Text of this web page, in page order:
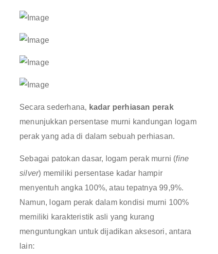
Secara sederhana, kadar perhiasan perak
menunjukkan persentase murni kandungan logam
perak yang ada di dalam sebuah perhiasan.
Sebagai patokan dasar, logam perak murni (fine
silver) memiliki persentase kadar hampir
menyentuh angka 100%, atau tepatnya 99,9%.
Namun, logam perak dalam kondisi murni 100%
memiliki karakteristik asli yang kurang
menguntungkan untuk dijadikan aksesori, antara
lain: